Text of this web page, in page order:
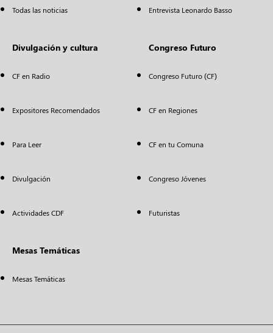
Todas las noticias Entrevista Leonardo Basso
Divulgación y cultura
CF en Radio
Expositores Recomendados
Para Leer
Divulgación
Actividades CDF
Congreso Futuro
Congreso Futuro (CF)
CF en Regiones
CF en tu Comuna
Congreso Jóvenes
Futuristas
Mesas Temáticas
Mesas Temáticas